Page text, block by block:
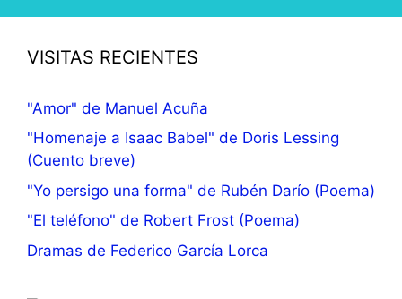
VISITAS RECIENTES
"Amor" de Manuel Acuña
"Homenaje a Isaac Babel" de Doris Lessing
(Cuento breve)
"Yo persigo una forma" de Rubén Darío (Poema)
"El teléfono" de Robert Frost (Poema)
Dramas de Federico García Lorca